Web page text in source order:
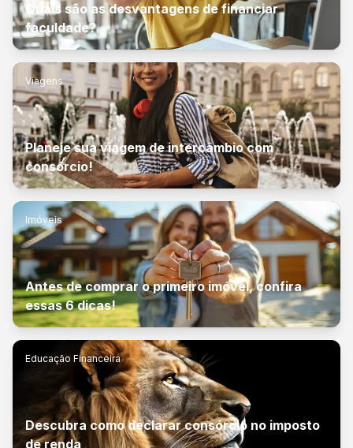
Quais são as desvantagens de financiar
faculdade?
Viagens
Planeje sua viagem de intercâmbio com
consórcio!
Imóveis
Antes de comprar o primeiro imóvel, confira
essas 6 dicas!
Educação Financeira
Descubra como declarar consórcio no imposto
de renda